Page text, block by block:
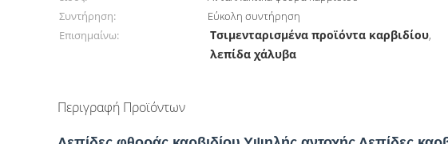
Συντήρηση:
Εύκολη συντήρηση
Επισημαίνω:
Τσιμενταρισμένα προϊόντα καρβιδίου,
λεπίδα χάλυβα
Περιγραφή Προϊόντων